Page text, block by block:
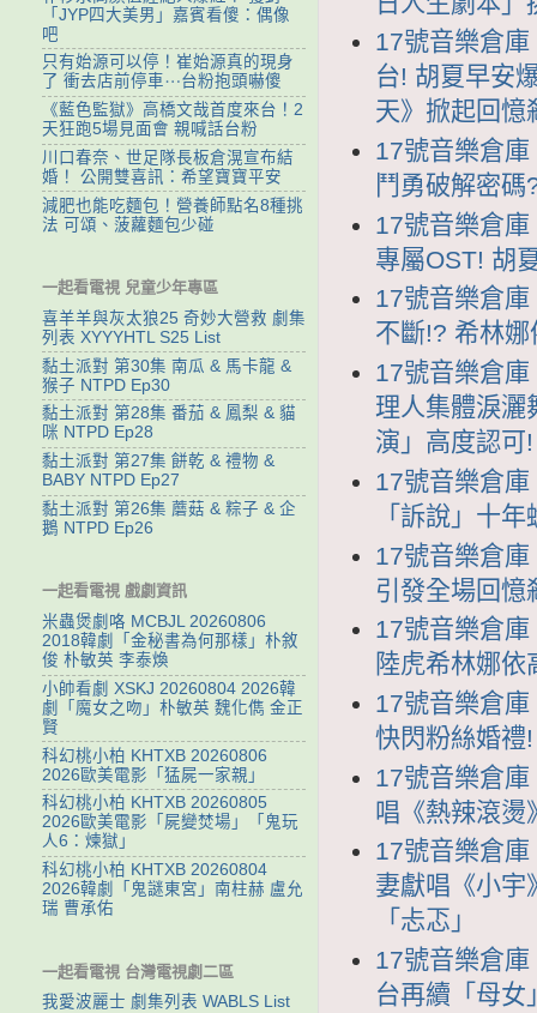
17號音樂倉
台! 胡夏早安
天》掀起回憶
17號音樂倉
鬥勇破解密
17號音樂倉
專屬OST! 胡
17號音樂倉
不斷!? 希林
17號音樂倉
理人集體淚灑
演」高度認可!
17號音樂倉
「訴說」十
17號音樂倉
引發全場回憶
17號音樂倉
陸虎希林娜
17號音樂倉
快閃粉絲婚禮
17號音樂倉
唱《熱辣滾燙
17號音樂倉
妻獻唱《小宇
「忐忑」
17號音樂倉
台再續「母女
「JYP四大美男」嘉賓看傻：偶像
吧
只有始源可以停！崔始源真的現身
了 衝去店前停車⋯台粉抱頭嚇傻
《藍色監獄》高橋文哉首度來台！2
天狂跑5場見面會 親喊話台粉
川口春奈、世足隊長板倉滉宣布結
婚！ 公開雙喜訊：希望寶寶平安
減肥也能吃麵包！營養師點名8種挑
法 可頌、菠蘿麵包少碰
一起看電視 兒童少年專區
喜羊羊與灰太狼25 奇妙大營救 劇集
列表 XYYYHTL S25 List
黏土派對 第30集 南瓜 & 馬卡龍 &
猴子 NTPD Ep30
黏土派對 第28集 番茄 & 鳳梨 & 貓
咪 NTPD Ep28
黏土派對 第27集 餅乾 & 禮物 &
BABY NTPD Ep27
黏土派對 第26集 蘑菇 & 粽子 & 企
鵝 NTPD Ep26
一起看電視 戲劇資訊
米蟲煲劇咯 MCBJL 20260806
2018韓劇「金秘書為何那樣」朴敘
俊 朴敏英 李泰煥
小帥看劇 XSKJ 20260804 2026韓
劇「魔女之吻」朴敏英 魏化儁 金正
賢
科幻桃小柏 KHTXB 20260806
2026歐美電影「猛屍一家親」
科幻桃小柏 KHTXB 20260805
2026歐美電影「屍變焚場」「鬼玩
人6：煉獄」
科幻桃小柏 KHTXB 20260804
2026韓劇「鬼謎東宮」南柱赫 盧允
瑞 曹承佑
一起看電視 台灣電視劇二區
我愛波麗士 劇集列表 WABLS List